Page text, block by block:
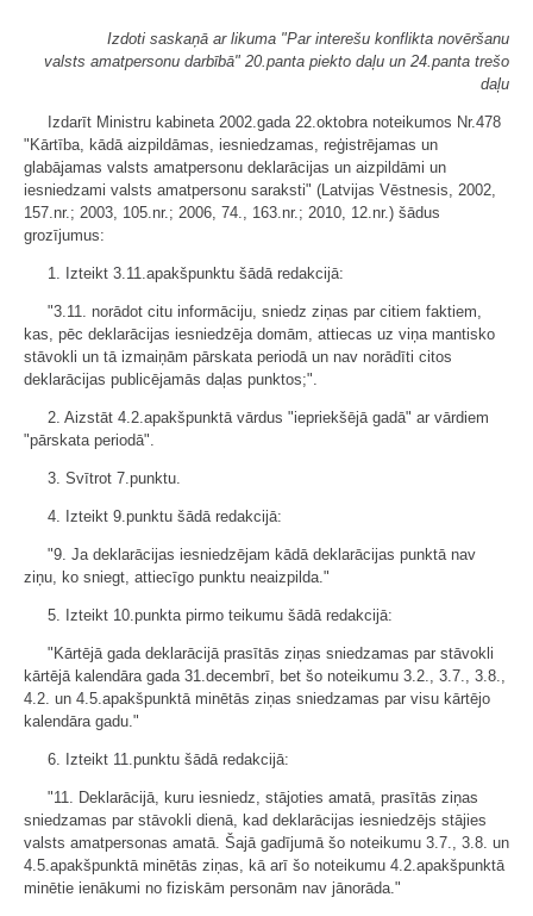
Izdoti saskaņā ar likuma "Par interešu konflikta novēršanu
valsts amatpersonu darbībā" 20.panta piekto daļu un 24.panta trešo
daļu
Izdarīt Ministru kabineta 2002.gada 22.oktobra noteikumos Nr.478
"Kārtība, kādā aizpildāmas, iesniedzamas, reģistrējamas un
glabājamas valsts amatpersonu deklarācijas un aizpildāmi un
iesniedzami valsts amatpersonu saraksti" (Latvijas Vēstnesis, 2002,
157.nr.; 2003, 105.nr.; 2006, 74., 163.nr.; 2010, 12.nr.) šādus
grozījumus:
1. Izteikt 3.11.apakšpunktu šādā redakcijā:
"3.11. norādot citu informāciju, sniedz ziņas par citiem faktiem,
kas, pēc deklarācijas iesniedzēja domām, attiecas uz viņa mantisko
stāvokli un tā izmaiņām pārskata periodā un nav norādīti citos
deklarācijas publicējamās daļas punktos;".
2. Aizstāt 4.2.apakšpunktā vārdus "iepriekšējā gadā" ar vārdiem
"pārskata periodā".
3. Svītrot 7.punktu.
4. Izteikt 9.punktu šādā redakcijā:
"9. Ja deklarācijas iesniedzējam kādā deklarācijas punktā nav
ziņu, ko sniegt, attiecīgo punktu neaizpilda."
5. Izteikt 10.punkta pirmo teikumu šādā redakcijā:
"Kārtējā gada deklarācijā prasītās ziņas sniedzamas par stāvokli
kārtējā kalendāra gada 31.decembrī, bet šo noteikumu 3.2., 3.7., 3.8.,
4.2. un 4.5.apakšpunktā minētās ziņas sniedzamas par visu kārtējo
kalendāra gadu."
6. Izteikt 11.punktu šādā redakcijā:
"11. Deklarācijā, kuru iesniedz, stājoties amatā, prasītās ziņas
sniedzamas par stāvokli dienā, kad deklarācijas iesniedzējs stājies
valsts amatpersonas amatā. Šajā gadījumā šo noteikumu 3.7., 3.8. un
4.5.apakšpunktā minētās ziņas, kā arī šo noteikumu 4.2.apakšpunktā
minētie ienākumi no fiziskām personām nav jānorāda."